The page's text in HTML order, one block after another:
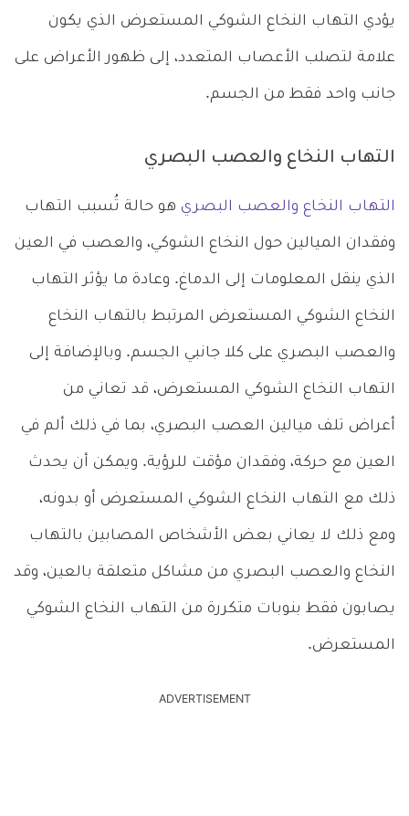
يؤدي التهاب النخاع الشوكي المستعرض الذي يكون
علامة لتصلب الأعصاب المتعدد، إلى ظهور الأعراض على
جانب واحد فقط من الجسم.
التهاب النخاع والعصب البصري
التهاب النخاع والعصب البصري هو حالة تُسبب التهاب
وفقدان الميالين حول النخاع الشوكي، والعصب في العين
الذي ينقل المعلومات إلى الدماغ. وعادة ما يؤثر التهاب
النخاع الشوكي المستعرض المرتبط بالتهاب النخاع
والعصب البصري على كلا جانبي الجسم. وبالإضافة إلى
التهاب النخاع الشوكي المستعرض، قد تعاني من
أعراض تلف ميالين العصب البصري، بما في ذلك ألم في
العين مع حركة، وفقدان مؤقت للرؤية. ويمكن أن يحدث
ذلك مع التهاب النخاع الشوكي المستعرض أو بدونه،
ومع ذلك لا يعاني بعض الأشخاص المصابين بالتهاب
النخاع والعصب البصري من مشاكل متعلقة بالعين، وقد
يصابون فقط بنوبات متكررة من التهاب النخاع الشوكي
المستعرض.
ADVERTISEMENT